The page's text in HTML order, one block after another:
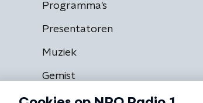
Programma's
Presentatoren
Muziek
Gemist